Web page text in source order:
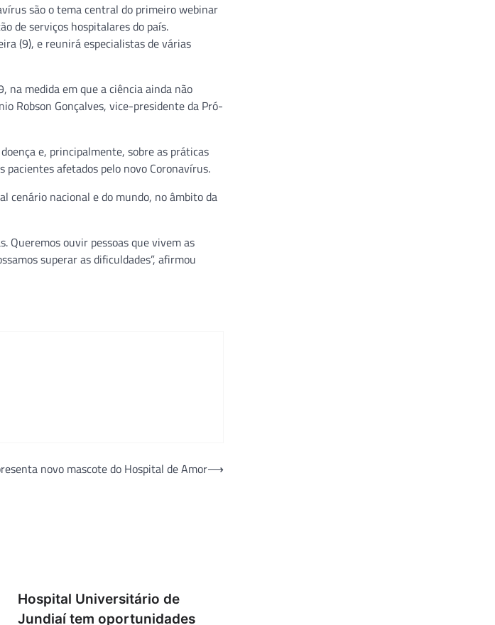
são o tema central do primeiro webinar
de serviços hospitalares do país.
(9), e reunirá especialistas de várias
medida em que a ciência ainda não
Robson Gonçalves, vice-presidente da Pró-
e, principalmente, sobre as práticas
pacientes afetados pelo novo Coronavírus.
cenário nacional e do mundo, no âmbito da
Queremos ouvir pessoas que vivem as
superar as dificuldades”, afirmou
novo mascote do Hospital de Amor⟶
Hospital Universitário de
Jundiaí tem oportunidades